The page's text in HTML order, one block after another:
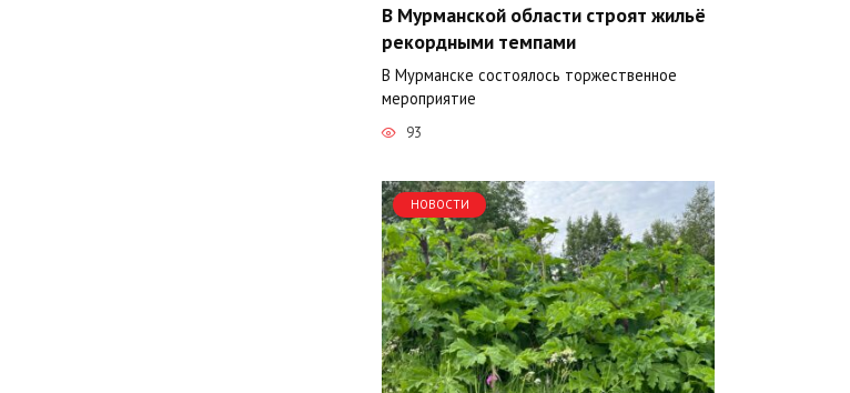
В Мурманской области строят жильё
рекордными темпами
В Мурманске состоялось торжественное
мероприятие
93
НОВОСТИ